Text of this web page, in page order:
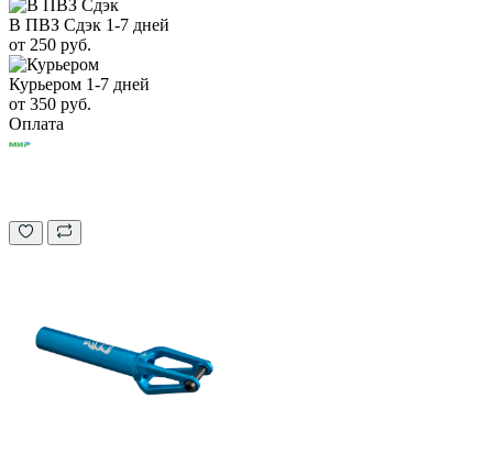
В ПВЗ Сдэк 1-7 дней
от 250 руб.
Курьером 1-7 дней
от 350 руб.
Оплата